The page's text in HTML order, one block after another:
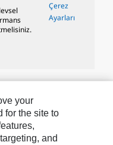
Çerez
Ayarları
your
for the site to
and